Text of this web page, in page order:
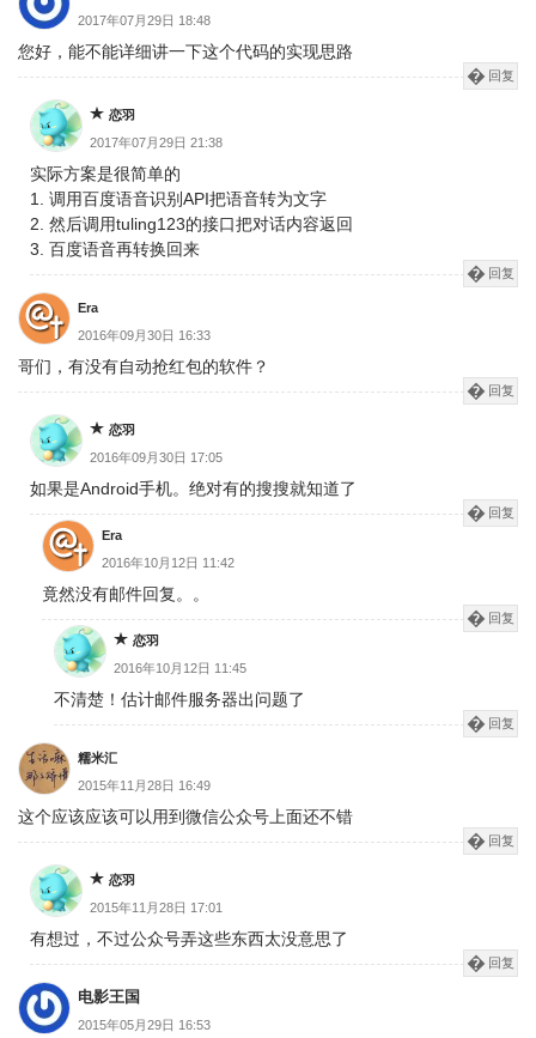
2017年07月29日 18:48
您好，能不能详细讲一下这个代码的实现思路
回复
恋羽
2017年07月29日 21:38
实际方案是很简单的
1. 调用百度语音识别API把语音转为文字
2. 然后调用tuling123的接口把对话内容返回
3. 百度语音再转换回来
回复
Era
2016年09月30日 16:33
哥们，有没有自动抢红包的软件？
回复
恋羽
2016年09月30日 17:05
如果是Android手机。绝对有的搜搜就知道了
回复
Era
2016年10月12日 11:42
竟然没有邮件回复。。
回复
恋羽
2016年10月12日 11:45
不清楚！估计邮件服务器出问题了
回复
糯米汇
2015年11月28日 16:49
这个应该应该可以用到微信公众号上面还不错
回复
恋羽
2015年11月28日 17:01
有想过，不过公众号弄这些东西太没意思了
回复
电影王国
2015年05月29日 16:53